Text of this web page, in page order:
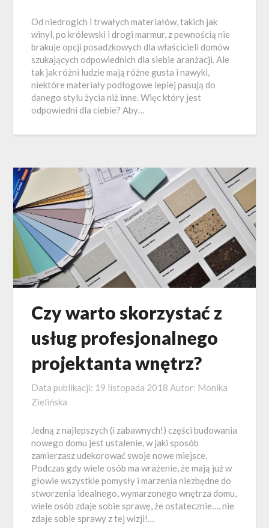
Od niedrogich i trwałych materiałów, takich jak
winyl, po królewski i drogi marmur, z pewnością nie
brakuje opcji posadzkowych dla właścicieli domów
szukających odpowiednich dla siebie aranżacji. Ale
tak jak różni ludzie mają różne gusta i nawyki,
niektóre materiały podłogowe lepiej pasują do
danego stylu życia niż inne. Więc który jest
odpowiedni dla ciebie? Aby…
Czy warto skorzystać z
usług profesjonalnego
projektanta wnętrz?
Data publikacji: 19 listopada 2018 Autor: Monika
Zielińska
Jedną z najlepszych (i zabawnych!) części budowania
nowego domu jest ustalenie, w jaki sposób
zamierzasz udekorować swoje nowe miejsce.
Podczas gdy wiele osób ma wrażenie, że mają już w
głowie wszystkie pomysły i marzenia niezbędne do
stworzenia idealnego, wymarzonego wnętrza domu,
wiele osób zdaje sobie sprawę, że ostatecznie…. nie
zdaje sobie sprawy z tej wizji!…